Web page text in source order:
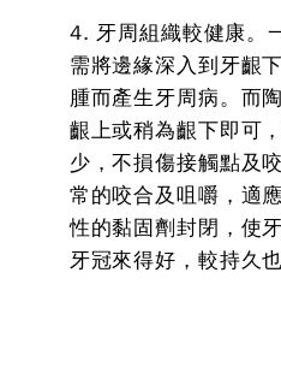
4. 牙周組織較健康。
需將邊緣深入到牙齦
腫而產生牙周病。而
齦上或稍為齦下即可
少，不損傷接觸點及
常的咬合及咀嚼，適
性的黏固劑封閉，使
牙冠來得好，較持久